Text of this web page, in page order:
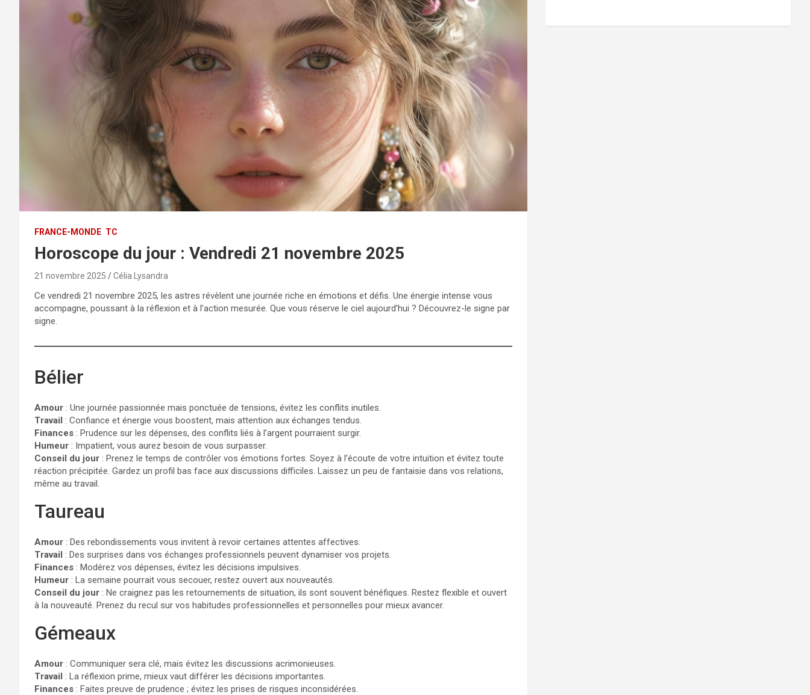
FRANCE-MONDE TC
Horoscope du jour : Vendredi 21 novembre 2025
21 novembre 2025 Célia Lysandra
Ce vendredi 21 novembre 2025, les astres révèlent une journée riche en émotions et défis. Une énergie intense vous
accompagne, poussant à la réflexion et à l’action mesurée. Que vous réserve le ciel aujourd’hui ? Découvrez-le signe par
signe.
Bélier
Amour : Une journée passionnée mais ponctuée de tensions, évitez les conflits inutiles.
Travail : Confiance et énergie vous boostent, mais attention aux échanges tendus.
Finances : Prudence sur les dépenses, des conflits liés à l’argent pourraient surgir.
Humeur : Impatient, vous aurez besoin de vous surpasser.
Conseil du jour : Prenez le temps de contrôler vos émotions fortes. Soyez à l’écoute de votre intuition et évitez toute
réaction précipitée. Gardez un profil bas face aux discussions difficiles. Laissez un peu de fantaisie dans vos relations,
même au travail.
Taureau
Amour : Des rebondissements vous invitent à revoir certaines attentes affectives.
Travail : Des surprises dans vos échanges professionnels peuvent dynamiser vos projets.
Finances : Modérez vos dépenses, évitez les décisions impulsives.
Humeur : La semaine pourrait vous secouer, restez ouvert aux nouveautés.
Conseil du jour : Ne craignez pas les retournements de situation, ils sont souvent bénéfiques. Restez flexible et ouvert
à la nouveauté. Prenez du recul sur vos habitudes professionnelles et personnelles pour mieux avancer.
Gémeaux
Amour : Communiquer sera clé, mais évitez les discussions acrimonieuses.
Travail : La réflexion prime, mieux vaut différer les décisions importantes.
Finances : Faites preuve de prudence ; évitez les prises de risques inconsidérées.